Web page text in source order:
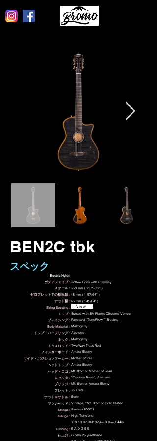
BEN2C tbk
スペック
Electric Nylon
ボディシェイプ :
スケール :
ゼロフレットでの指板幅 :
ナット幅 :
String Spacing :
トップ :
ブレイシング :
Body Material :
トップ・パーフリング :
ネック :
トラスロッド :
フィンガーボード :
サイド・ポジションマーカー :
ヘッドトップ :
ヘッド・ロゴ :
ロゼッタ :
ブリッジ :
フレット :
ナット＆サドル :
マシンヘッド :
Strings :
Gauge :
Tunning :
仕上げ :
Hollow Body with Cutaway
650 mm ( 25 19/32” )
48 mm ( 1 57/64” )
​45 mm ( 1 49/64" )
View
Spruce with 5A Flame Okoume Veneer
Patented “ToneFlow™” Bracing
Mahogany
Abalone
Mahogany
Two-Way Truss Rod
Amara Ebony
Mother of Pearl
Amara Ebony
Mt. Bromo, Mother of Pearl
”Cowboy Rope”, Abalone
Mt. Bromo, Amara Ebony
22 Frets
Bone
Vintage, “Mt. Bromo” Gold Plated
Savarez 500CJ
High Tensions
.030/.034/.041/.029w/.034w/.044w
E-A-D-G-B-E
Glossy Polyurethane